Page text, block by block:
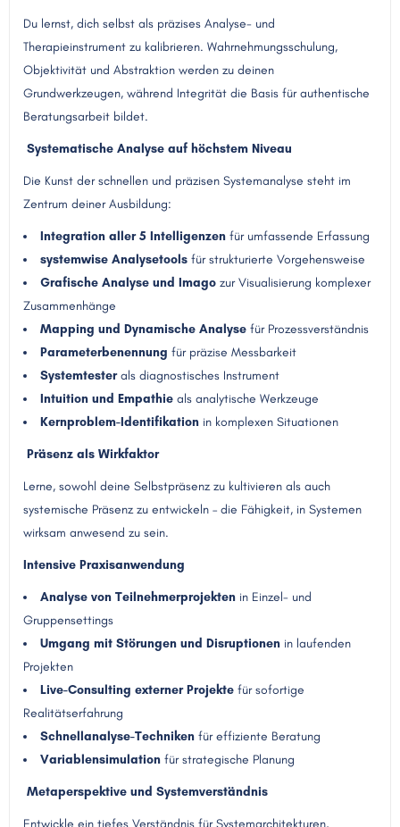
Du lernst, dich selbst als präzises Analyse- und
Therapieinstrument zu kalibrieren. Wahrnehmungsschulung,
Objektivität und Abstraktion werden zu deinen
Grundwerkzeugen, während Integrität die Basis für authentische
Beratungsarbeit bildet.
Systematische Analyse auf höchstem Niveau
Die Kunst der schnellen und präzisen Systemanalyse steht im
Zentrum deiner Ausbildung:
Integration aller 5 Intelligenzen für umfassende Erfassung
systemwise Analysetools für strukturierte Vorgehensweise
Grafische Analyse und Imago zur Visualisierung komplexer
Zusammenhänge
Mapping und Dynamische Analyse für Prozessverständnis
Parameterbenennung für präzise Messbarkeit
Systemtesterals diagnostisches Instrument
Intuition und Empathie als analytische Werkzeuge
Kernproblem-Identifikation in komplexen Situationen
Präsenz als Wirkfaktor
Lerne, sowohl deine Selbstpräsenz zu kultivieren als auch
systemische Präsenz zu entwickeln – die Fähigkeit, in Systemen
wirksam anwesend zu sein.
Intensive Praxisanwendung
Analyse von Teilnehmerprojekten in Einzel- und
Gruppensettings
Umgang mit Störungen und Disruptionen in laufenden
Projekten
Live-Consulting externer Projekte für sofortige
Realitätserfahrung
Schnellanalyse-Techniken für effiziente Beratung
Variablensimulation für strategische Planung
Metaperspektive und Systemverständnis